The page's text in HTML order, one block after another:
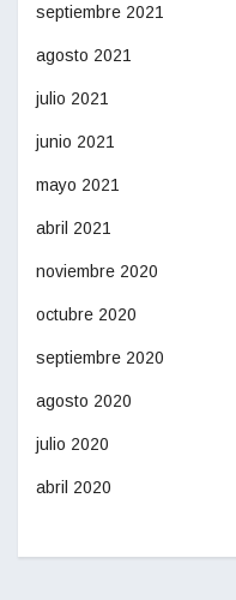
septiembre 2021
agosto 2021
julio 2021
junio 2021
mayo 2021
abril 2021
noviembre 2020
octubre 2020
septiembre 2020
agosto 2020
julio 2020
abril 2020